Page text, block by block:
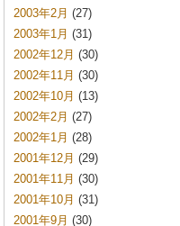
2003年2月 (27)
2003年1月 (31)
2002年12月 (30)
2002年11月 (30)
2002年10月 (13)
2002年2月 (27)
2002年1月 (28)
2001年12月 (29)
2001年11月 (30)
2001年10月 (31)
2001年9月 (30)